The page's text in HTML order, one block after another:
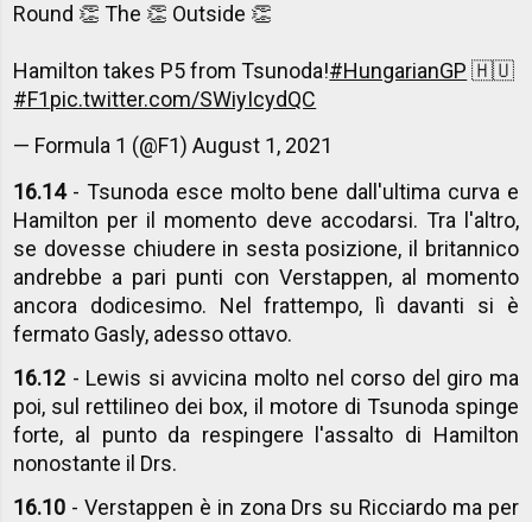
Round 👏 The 👏 Outside 👏
Hamilton takes P5 from Tsunoda!#HungarianGP 🇭🇺
#F1pic.twitter.com/SWiyIcydQC
— Formula 1 (@F1)August 1, 2021
16.14- Tsunoda esce molto bene dall'ultima curva e
Hamilton per il momento deve accodarsi. Tra l'altro,
se dovesse chiudere in sesta posizione, il britannico
andrebbe a pari punti con Verstappen, al momento
ancora dodicesimo. Nel frattempo, lì davanti si è
fermato Gasly, adesso ottavo.
16.12 - Lewis si avvicina molto nel corso del giro ma
poi, sul rettilineo dei box, il motore di Tsunoda spinge
forte, al punto da respingere l'assalto di Hamilton
nonostante il Drs.
16.10 - Verstappen è in zona Drs su Ricciardo ma per